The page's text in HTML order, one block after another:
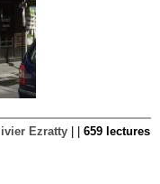
Ezratty 659 lectures